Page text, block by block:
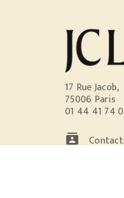
17 Rue Jacob,
75006 Paris
01 44 41 74
contacts